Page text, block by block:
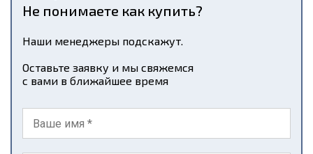
Не понимаете как купить?
Наши менеджеры подскажут.
Оставьте заявку и мы свяжемся
с вами в ближайшее время